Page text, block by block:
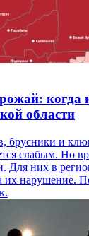
когда
области
брусники и
слабым. Но
Для них в
их нарушение.